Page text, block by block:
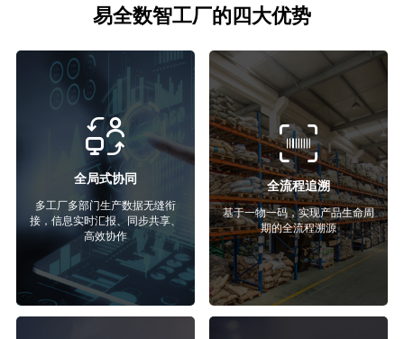
易全数智工厂的四大优势
全局式协同
多工厂多部门生产数据无缝衔
接，信息实时汇报、同步共享、
高效协作
全流程追溯
基于一物一码，实现产品生命周
期的全流程溯源